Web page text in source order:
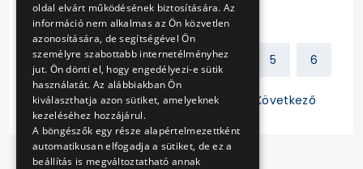
Előző 1 2 3 4 5 6
7 8 9 10 11 Következő
oldal elvárt működésének biztosítására. Az
információ nem alkalmas az Ön közvetlen
azonosítására, de segítségével Ön
személyre szabottabb internetélményhez
jut. Ön dönti el, hogy engedélyezi-e sütik
használatát. Az alábbiakban Ön
kiválaszthatja azon sütiket, amelyeknek
kezeléséhez hozzájárul.
A böngészők egy része alapértelmezettként
automatikusan elfogadja a sütiket, de ez a
beállítás is megváltoztatható annak